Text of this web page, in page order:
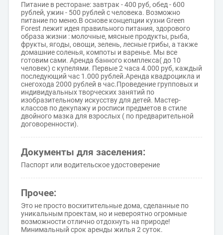
Питание в ресторане: завтрак - 400 руб, обед - 600
рублей, ужин - 500 рублей с человека. Возможно
питание по меню.В основе концепции кухни Green
Forest лежит идея правильного питания, здорового
образа жизни : молочные, мясные продукты, рыба,
фрукты, ягоды, овощи, зелень, лесные грибы, а также
домашние соленья, компоты и варенье. Мы все
готовим сами. Аренда банного комплекса( до 10
человек) с купелями. Первые 2 часа 4.000 руб, каждый
последующий час 1.000 рублей.Аренда квадроцикла и
снегохода 2000 рублей в час.Проведение групповых и
индивидуальных творческих занятий по
изобразительному искусству для детей. Мастер-
классов по декупажу и росписи предметов в стиле
двойного мазка для взрослых ( по предварительной
договоренности).
Документы для заселения:
Паспорт или водительское удостоверение
Прочее:
Это не просто восхитительные дома, сделанные по
уникальным проектам, но и невероятно огромные
возможности отлично отдохнуть на природе!
Минимальный срок аренды жилья 2 суток.